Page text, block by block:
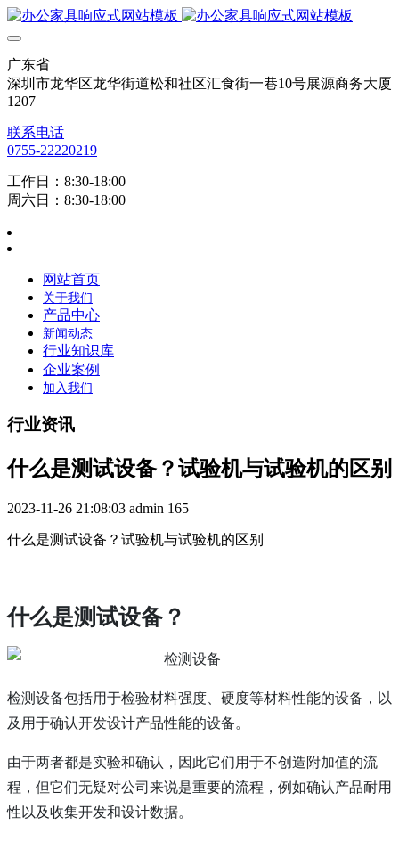
广东省
深圳市龙华区龙华街道松和社区汇食街一巷10号展源商务大厦
1207
联系电话
0755-22220219
工作日：8:30-18:00
周六日：8:30-18:00
网站首页
关于我们
产品中心
新闻动态
行业知识库
企业案例
加入我们
行业资讯
什么是测试设备？试验机与试验机的区别
2023-11-26 21:08:03 admin 165
什么是测试设备？试验机与试验机的区别
什么是测试设备？
检测设备包括用于检验材料强度、硬度等材料性能的设备，以
及用于确认开发设计产品性能的设备。
由于两者都是实验和确认，因此它们用于不创造附加值的流
程，但它们无疑对公司来说是重要的流程，例如确认产品耐用
性以及收集开发和设计数据。